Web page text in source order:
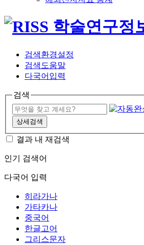
검색환경설정
검색도움말
다국어입력
검색
상세검색
결과 내 재검색
인기 검색어
다국어 입력
히라가나
가타카나
중국어
한글고어
그리스문자